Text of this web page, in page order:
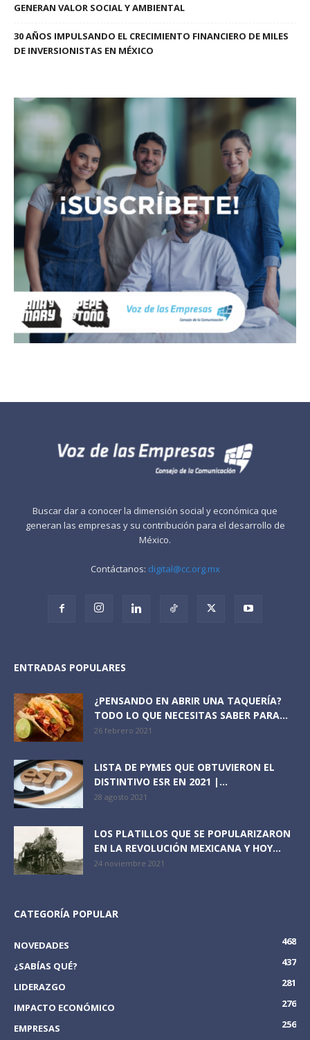
GENERAN VALOR SOCIAL Y AMBIENTAL
30 AÑOS IMPULSANDO EL CRECIMIENTO FINANCIERO DE MILES
DE INVERSIONISTAS EN MÉXICO
Buscar dar a conocer la dimensión social y económica que
generan las empresas y su contribución para el desarrollo de
México.
Contáctanos: digital@cc.org.mx
ENTRADAS POPULARES
¿PENSANDO EN ABRIR UNA TAQUERÍA?
TODO LO QUE NECESITAS SABER PARA...
26 febrero 2021
LISTA DE PYMES QUE OBTUVIERON EL
DISTINTIVO ESR EN 2021 |...
28 agosto 2021
LOS PLATILLOS QUE SE POPULARIZARON
EN LA REVOLUCIÓN MEXICANA Y HOY...
24 noviembre 2021
CATEGORÍA POPULAR
NOVEDADES
468
¿SABÍAS QUÉ?
437
LIDERAZGO
281
IMPACTO ECONÓMICO
276
EMPRESAS
256